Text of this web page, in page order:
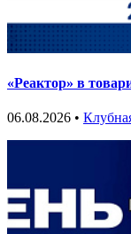
«Реактор» в
06.08.2026 •